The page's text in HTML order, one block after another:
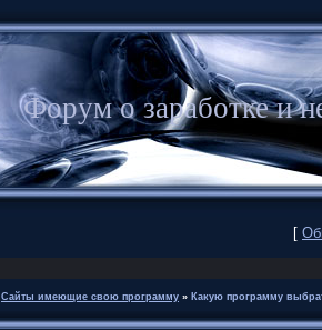
Форум о заработке
[
Сайты имеющие свою программу » Какую программу